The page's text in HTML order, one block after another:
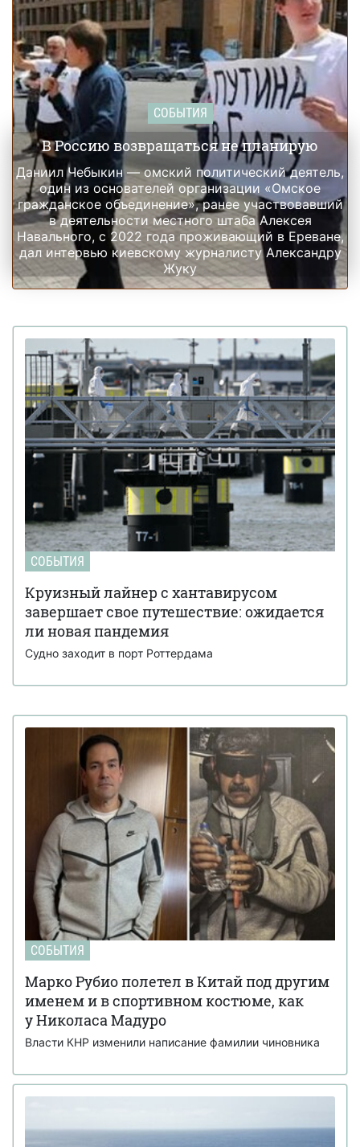
СОБЫТИЯ
В Россию возвращаться не планирую
Даниил Чебыкин — омский политический деятель,
один из основателей организации «Омское
гражданское объединение», ранее участвовавший
в деятельности местного штаба Алексея
Навального, с 2022 года проживающий в Ереване,
дал интервью киевскому журналисту Александру
Жуку
СОБЫТИЯ
Круизный лайнер с хантавирусом
завершает свое путешествие: ожидается
ли новая пандемия
Судно заходит в порт Роттердама
СОБЫТИЯ
Марко Рубио полетел в Китай под другим
именем и в спортивном костюме, как
у Николаса Мадуро
Власти КНР изменили написание фамилии чиновника